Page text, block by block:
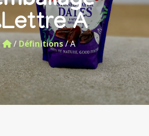
Lettre A
/ Définitions/A